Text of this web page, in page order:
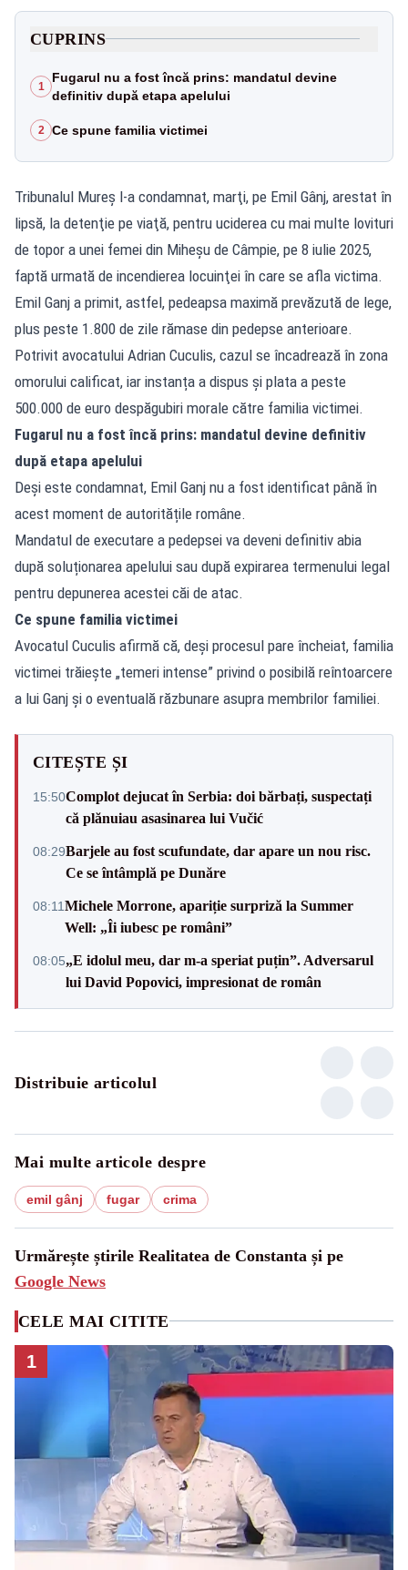
CUPRINS
1
Fugarul nu a fost încă prins: mandatul devine
definitiv după etapa apelului
2 Ce spune familia victimei
Tribunalul Mureş l-a condamnat, marţi, pe Emil Gânj, arestat în
lipsă, la detenţie pe viaţă, pentru uciderea cu mai multe lovituri
de topor a unei femei din Miheşu de Câmpie, pe 8 iulie 2025,
faptă urmată de incendierea locuinţei în care se afla victima.
Emil Ganj a primit, astfel, pedeapsa maximă prevăzută de lege,
plus peste 1.800 de zile rămase din pedepse anterioare.
Potrivit avocatului Adrian Cuculis, cazul se încadrează în zona
omorului calificat, iar instanța a dispus și plata a peste
500.000 de euro despăgubiri morale către familia victimei.
Fugarul nu a fost încă prins: mandatul devine definitiv
după etapa apelului
Deși este condamnat, Emil Ganj nu a fost identificat până în
acest moment de autoritățile române.
Mandatul de executare a pedepsei va deveni definitiv abia
după soluționarea apelului sau după expirarea termenului legal
pentru depunerea acestei căi de atac.
Ce spune familia victimei
Avocatul Cuculis afirmă că, deși procesul pare încheiat, familia
victimei trăiește „temeri intense” privind o posibilă reîntoarcere
a lui Ganj și o eventuală răzbunare asupra membrilor familiei.
CITEȘTE ȘI
15:50Complot dejucat în Serbia: doi bărbați, suspectați
că plănuiau asasinarea lui Vučić
08:29Barjele au fost scufundate, dar apare un nou risc.
Ce se întâmplă pe Dunăre
08:11Michele Morrone, apariție surpriză la Summer
Well: „Îi iubesc pe români”
08:05„E idolul meu, dar m-a speriat puțin”. Adversarul
lui David Popovici, impresionat de român
Distribuie articolul
Mai multe articole despre
emil gânj fugar crima
Urmărește știrile Realitatea de Constanta și pe
Google News
CELE MAI CITITE
1